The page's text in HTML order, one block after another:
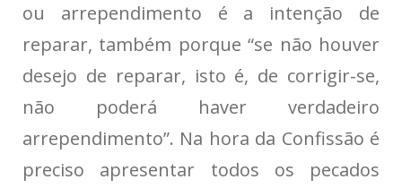
ou arrependimento é a intenção de
reparar, também porque “se não houver
desejo de reparar, isto é, de corrigir-se,
não poderá haver verdadeiro
arrependimento”. Na hora da Confissão é
preciso apresentar todos os pecados